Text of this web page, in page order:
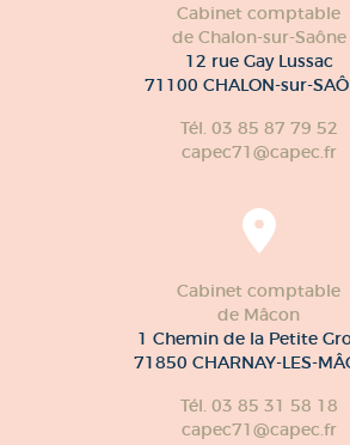
Cabinet comptable
de Chalon-sur-Saône
12 rue Gay Lussac
71100 CHALON-sur-
Tél. 03 85 87 79 52
capec71@capec.fr
Cabinet comptable
de Mâcon
1 Chemin de la Petite
71850 CHARNAY-LES-
Tél. 03 85 31 58 18
capec71@capec.fr